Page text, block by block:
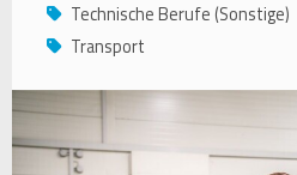
Technische Berufe (Sonstige)
Transport